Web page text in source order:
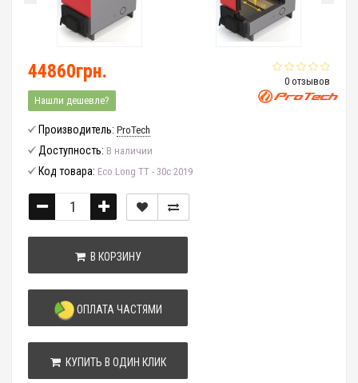
0 отзывов
44860грн.
Нашли дешевле?
Производитель: ProTech
Доступность: В наличии
Код товара: Eco Long ТТ - 30с 2019
В КОРЗИНУ
ОПЛАТА ЧАСТЯМИ
КУПИТЬ В ОДИН КЛИК